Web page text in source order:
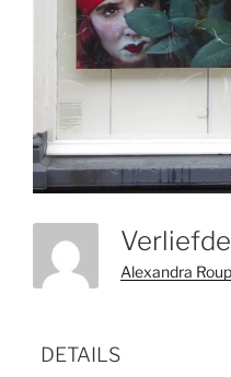
Alexandra
DETAILS